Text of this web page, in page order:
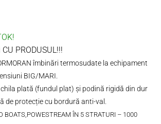
PRODUSUL!!!
îmbinări termosudate la echipament
BIG/MARI.
plată (fundul plat) și podină rigidă din dur
de protecție cu bordură anti-val.
BOATS,POWESTREAM ÎN 5 STRATURI – 1000